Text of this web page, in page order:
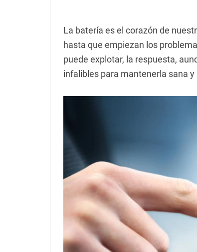
La batería es el corazón de
hasta que empiezan los
puede explotar, la respuesta,
infalibles para mantenerla sana y